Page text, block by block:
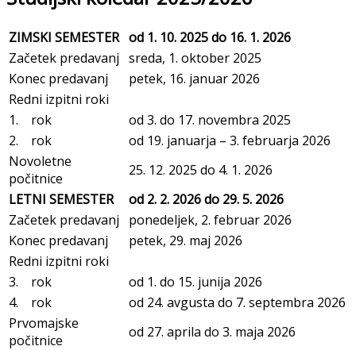
ZIMSKI SEMESTER od 1. 10. 2025 do 16. 1. 2026
Začetek predavanj sreda, 1. oktober 2025
Konec predavanj
petek, 16. januar 2026
Redni izpitni roki
1. rok
od 3. do 17. novembra 2025
2. rok
od 19. januarja – 3. februarja 2026
Novoletne
počitnice
25. 12. 2025 do 4. 1. 2026
LETNI SEMESTER
od 2. 2. 2026 do 29. 5. 2026
Začetek predavanj
ponedeljek, 2. februar 2026
Konec predavanj
petek, 29. maj 2026
Redni izpitni roki
3. rok
od 1. do 15. junija 2026
4. rok
od 24. avgusta do 7. septembra 2026
Prvomajske
počitnice
od 27. aprila do 3. maja 2026